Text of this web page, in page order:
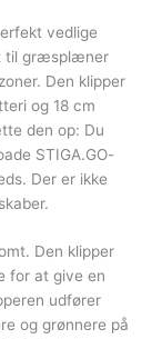
vedlige
til græsplæner
Den klipper
og 18 cm
den op: Du
STIGA.GO-
Der er ikke
Den klipper
for at give en
udfører
og grønnere på